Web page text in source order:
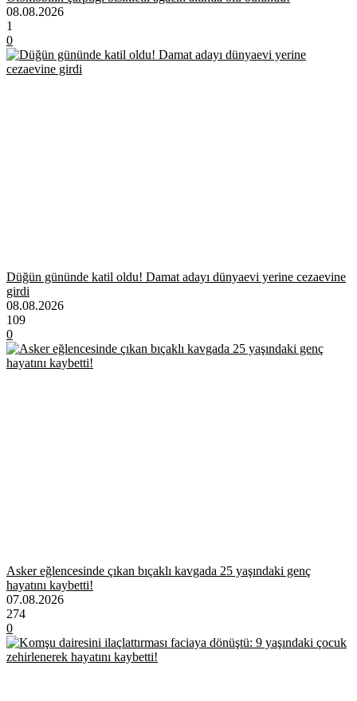
08.08.2026
1
0
Düğün gününde katil oldu! Damat adayı dünyaevi yerine cezaevine
girdi
08.08.2026
109
0
Asker eğlencesinde çıkan bıçaklı kavgada 25 yaşındaki genç
hayatını kaybetti!
07.08.2026
274
0